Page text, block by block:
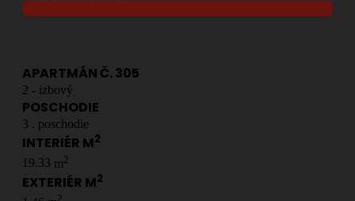
APARTMÁN Č.305
2 - izbový
POSCHODIE
3 . poschodie
INTERIÉR M2
19.33 m2
EXTERIÉR M2
2